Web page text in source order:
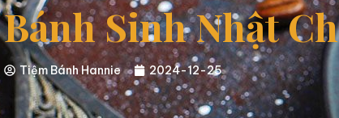
Bánh Sinh Nhật
Tiệm Bánh Hannie 2024-12-25